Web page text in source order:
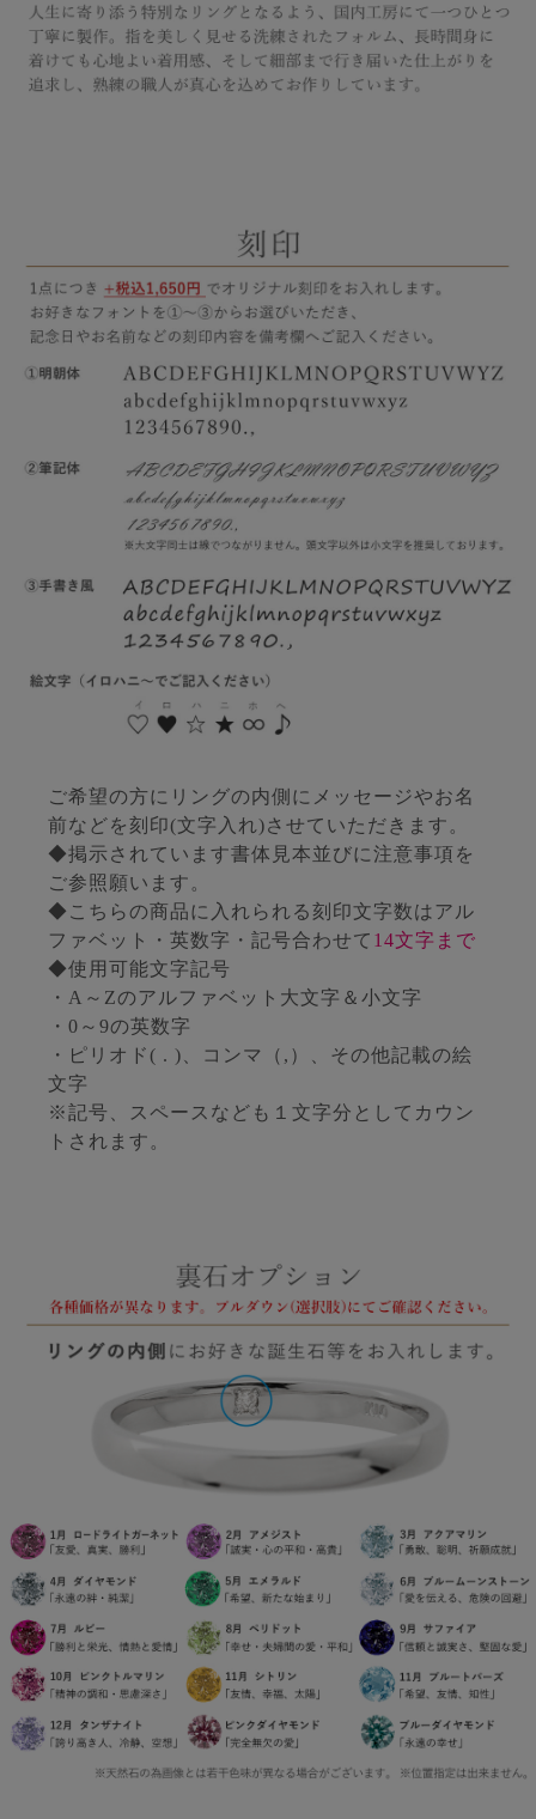
ご希望の方にリングの内側にメッセージやお名
前などを刻印(文字入れ)させていただきます。
◆掲示されています書体見本並びに注意事項を
ご参照願います。
◆こちらの商品に入れられる刻印文字数はアル
ファベット・英数字・記号合わせて 14文字まで
◆使用可能文字記号
・A～Zのアルファベット大文字＆小文字
・0～9の英数字
・ピリオド( . )、コンマ（,）、その他記載の絵
文字
※記号、スペースなども１文字分としてカウン
トされます。